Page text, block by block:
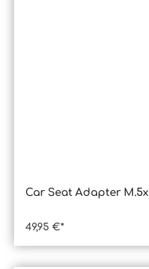
Car Seat Adapter M.5x
49,95 €*